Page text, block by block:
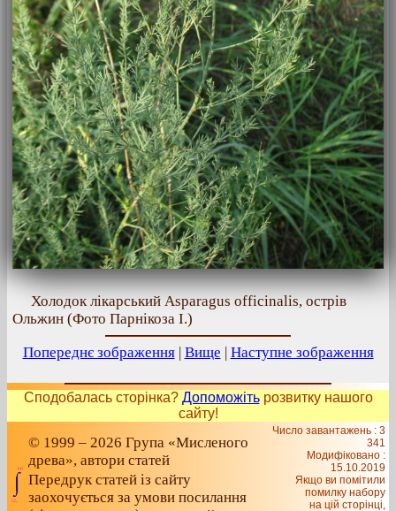
Холодок лікарський Asparagus officinalis, острів
Ольжин (Фото Парнікоза І.)
Попереднє зображення| Вище | Наступне зображення
Сподобалась сторінка? Допоможітьрозвитку нашого
сайту!
© 1999 – 2026 Група «Мисленого
древа», автори статей
Передрук статей із сайту
заохочується за умови посилання
Число завантажень : 3
341
Модифіковано :
15.10.2019
Якщо ви помітили
помилку набору
на цiй сторiнцi,